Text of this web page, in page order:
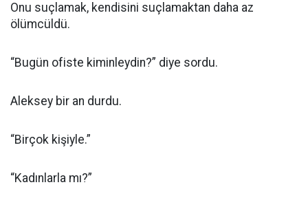
Onu suçlamak, kendisini suçlamaktan daha az
ölümcüldü.
“Bugün ofiste kiminleydin?” diye sordu.
Aleksey bir an durdu.
“Birçok kişiyle.”
“Kadınlarla mı?”